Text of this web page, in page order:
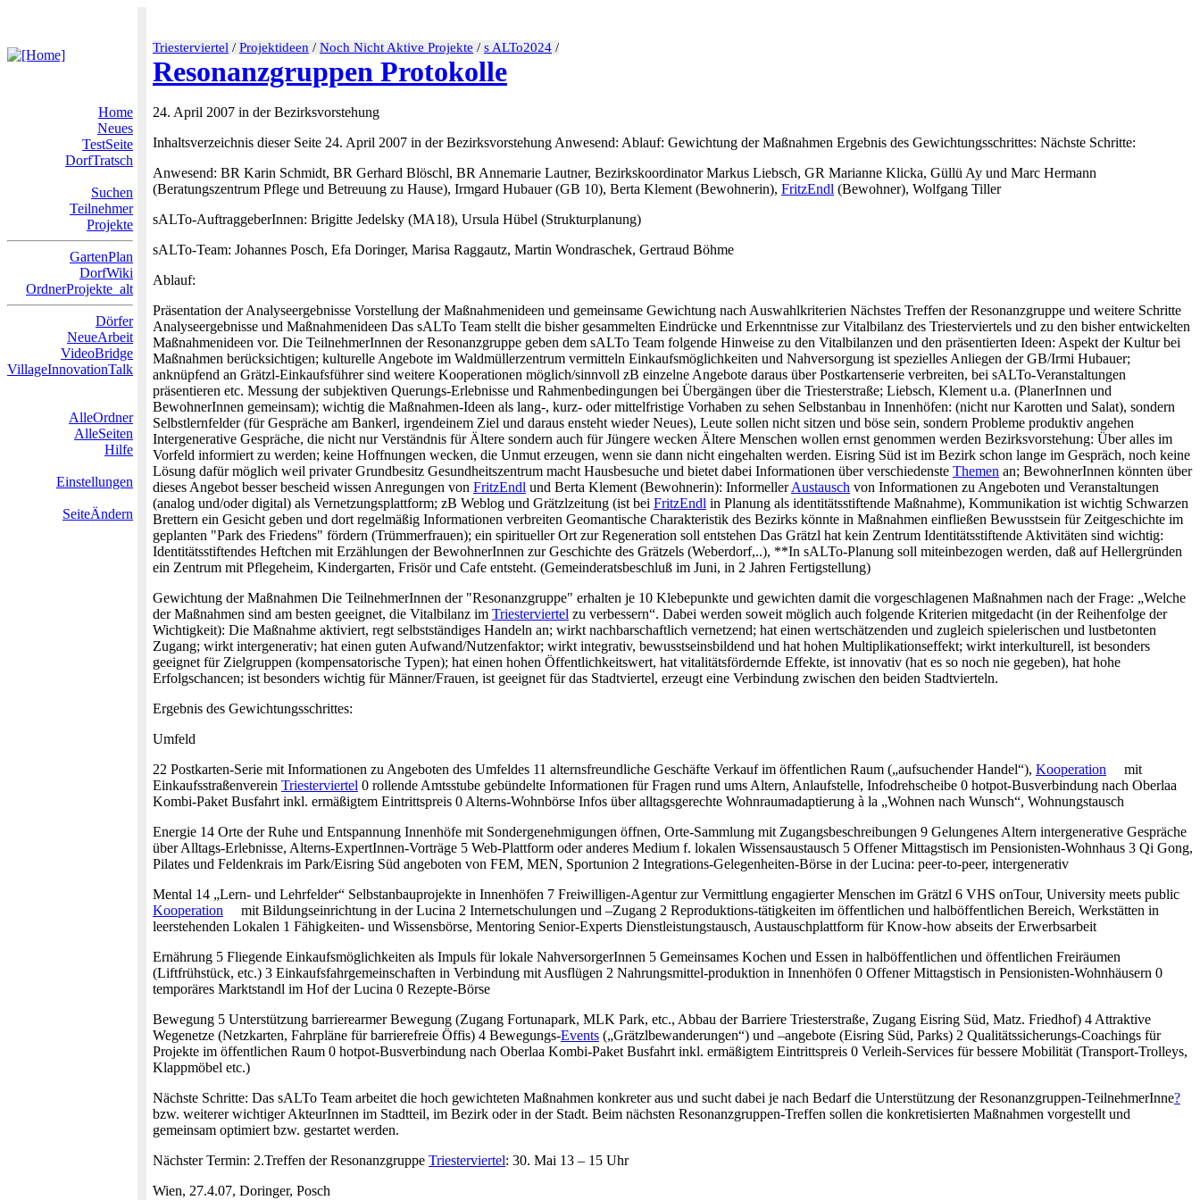
Triesterviertel / Projektideen / Noch Nicht Aktive Projekte / s ALTo2024 /
Resonanzgruppen Protokolle
Home
Neues
TestSeite
DorfTratsch
Suchen
Teilnehmer
Projekte
GartenPlan
DorfWiki
OrdnerProjekte_alt
Dörfer
NeueArbeit
VideoBridge
VillageInnovationTalk
AlleOrdner
AlleSeiten
Hilfe
Einstellungen
SeiteÄndern
24. April 2007 in der Bezirksvorstehung
Inhaltsverzeichnis dieser Seite 24. April 2007 in der Bezirksvorstehung Anwesend: Ablauf: Gewichtung der Maßnahmen Ergebnis des Gewichtungsschrittes: Nächste Schritte:
Anwesend: BR Karin Schmidt, BR Gerhard Blöschl, BR Annemarie Lautner, Bezirkskoordinator Markus Liebsch, GR Marianne Klicka, Güllü Ay und Marc Hermann
(Beratungszentrum Pflege und Betreuung zu Hause), Irmgard Hubauer (GB 10), Berta Klement (Bewohnerin), FritzEndl (Bewohner), Wolfgang Tiller
sALTo-AuftraggeberInnen: Brigitte Jedelsky (MA18), Ursula Hübel (Strukturplanung)
sALTo-Team: Johannes Posch, Efa Doringer, Marisa Raggautz, Martin Wondraschek, Gertraud Böhme
Ablauf:
Präsentation der Analyseergebnisse Vorstellung der Maßnahmenideen und gemeinsame Gewichtung nach Auswahlkriterien Nächstes Treffen der Resonanzgruppe und weitere Schritte
Analyseergebnisse und Maßnahmenideen Das sALTo Team stellt die bisher gesammelten Eindrücke und Erkenntnisse zur Vitalbilanz des Triesterviertels und zu den bisher entwickelten
Maßnahmenideen vor. Die TeilnehmerInnen der Resonanzgruppe geben dem sALTo Team folgende Hinweise zu den Vitalbilanzen und den präsentierten Ideen: Aspekt der Kultur bei
Maßnahmen berücksichtigen; kulturelle Angebote im Waldmüllerzentrum vermitteln Einkaufsmöglichkeiten und Nahversorgung ist spezielles Anliegen der GB/Irmi Hubauer;
anknüpfend an Grätzl-Einkaufsführer sind weitere Kooperationen möglich/sinnvoll zB einzelne Angebote daraus über Postkartenserie verbreiten, bei sALTo-Veranstaltungen
präsentieren etc. Messung der subjektiven Querungs-Erlebnisse und Rahmenbedingungen bei Übergängen über die Triesterstraße; Liebsch, Klement u.a. (PlanerInnen und
BewohnerInnen gemeinsam); wichtig die Maßnahmen-Ideen als lang-, kurz- oder mittelfristige Vorhaben zu sehen Selbstanbau in Innenhöfen: (nicht nur Karotten und Salat), sondern
Selbstlernfelder (für Gespräche am Bankerl, irgendeinem Ziel und daraus ensteht wieder Neues), Leute sollen nicht sitzen und böse sein, sondern Probleme produktiv angehen
Intergenerative Gespräche, die nicht nur Verständnis für Ältere sondern auch für Jüngere wecken Ältere Menschen wollen ernst genommen werden Bezirksvorstehung: Über alles im
Vorfeld informiert zu werden; keine Hoffnungen wecken, die Unmut erzeugen, wenn sie dann nicht eingehalten werden. Eisring Süd ist im Bezirk schon lange im Gespräch, noch keine
Lösung dafür möglich weil privater Grundbesitz Gesundheitszentrum macht Hausbesuche und bietet dabei Informationen über verschiedenste Themen an; BewohnerInnen könnten über
dieses Angebot besser bescheid wissen Anregungen von FritzEndl und Berta Klement (Bewohnerin): InformellerAustausch von Informationen zu Angeboten und Veranstaltungen
(analog und/oder digital) als Vernetzungsplattform; zB Weblog und Grätzlzeitung (ist bei FritzEndl in Planung als identitätsstiftende Maßnahme), Kommunikation ist wichtig Schwarzen
Brettern ein Gesicht geben und dort regelmäßig Informationen verbreiten Geomantische Charakteristik des Bezirks könnte in Maßnahmen einfließen Bewusstsein für Zeitgeschichte im
geplanten "Park des Friedens" fördern (Trümmerfrauen); ein spiritueller Ort zur Regeneration soll entstehen Das Grätzl hat kein Zentrum Identitätsstiftende Aktivitäten sind wichtig:
Identitätsstiftendes Heftchen mit Erzählungen der BewohnerInnen zur Geschichte des Grätzels (Weberdorf,..), **In sALTo-Planung soll miteinbezogen werden, daß auf Hellergründen
ein Zentrum mit Pflegeheim, Kindergarten, Frisör und Cafe entsteht. (Gemeinderatsbeschluß im Juni, in 2 Jahren Fertigstellung)
Gewichtung der Maßnahmen Die TeilnehmerInnen der "Resonanzgruppe" erhalten je 10 Klebepunkte und gewichten damit die vorgeschlagenen Maßnahmen nach der Frage: „Welche
der Maßnahmen sind am besten geeignet, die Vitalbilanz im Triesterviertel zu verbessern“. Dabei werden soweit möglich auch folgende Kriterien mitgedacht (in der Reihenfolge der
Wichtigkeit): Die Maßnahme aktiviert, regt selbstständiges Handeln an; wirkt nachbarschaftlich vernetzend; hat einen wertschätzenden und zugleich spielerischen und lustbetonten
Zugang; wirkt intergenerativ; hat einen guten Aufwand/Nutzenfaktor; wirkt integrativ, bewusstseinsbildend und hat hohen Multiplikationseffekt; wirkt interkulturell, ist besonders
geeignet für Zielgruppen (kompensatorische Typen); hat einen hohen Öffentlichkeitswert, hat vitalitätsfördernde Effekte, ist innovativ (hat es so noch nie gegeben), hat hohe
Erfolgschancen; ist besonders wichtig für Männer/Frauen, ist geeignet für das Stadtviertel, erzeugt eine Verbindung zwischen den beiden Stadtvierteln.
Ergebnis des Gewichtungsschrittes:
Umfeld
22 Postkarten-Serie mit Informationen zu Angeboten des Umfeldes 11 alternsfreundliche Geschäfte Verkauf im öffentlichen Raum („aufsuchender Handel“), Kooperation
mit
Einkaufsstraßenverein Triesterviertel 0 rollende Amtsstube gebündelte Informationen für Fragen rund ums Altern, Anlaufstelle, Infodrehscheibe 0 hotpot-Busverbindung nach Oberlaa
Kombi-Paket Busfahrt inkl. ermäßigtem Eintrittspreis 0 Alterns-Wohnbörse Infos über alltagsgerechte Wohnraumadaptierung à la „Wohnen nach Wunsch“, Wohnungstausch
Energie 14 Orte der Ruhe und Entspannung Innenhöfe mit Sondergenehmigungen öffnen, Orte-Sammlung mit Zugangsbeschreibungen 9 Gelungenes Altern intergenerative Gespräche
über Alltags-Erlebnisse, Alterns-ExpertInnen-Vorträge 5 Web-Plattform oder anderes Medium f. lokalen Wissensaustausch 5 Offener Mittagstisch im Pensionisten-Wohnhaus 3 Qi Gong,
Pilates und Feldenkrais im Park/Eisring Süd angeboten von FEM, MEN, Sportunion 2 Integrations-Gelegenheiten-Börse in der Lucina: peer-to-peer, intergenerativ
Mental 14 „Lern- und Lehrfelder“ Selbstanbauprojekte in Innenhöfen 7 Freiwilligen-Agentur zur Vermittlung engagierter Menschen im Grätzl 6 VHS onTour, University meets public
Kooperation
mit Bildungseinrichtung in der Lucina 2 Internetschulungen und –Zugang 2 Reproduktions-tätigkeiten im öffentlichen und halböffentlichen Bereich, Werkstätten in
leerstehenden Lokalen 1 Fähigkeiten- und Wissensbörse, Mentoring Senior-Experts Dienstleistungstausch, Austauschplattform für Know-how abseits der Erwerbsarbeit
Ernährung 5 Fliegende Einkaufsmöglichkeiten als Impuls für lokale NahversorgerInnen 5 Gemeinsames Kochen und Essen in halböffentlichen und öffentlichen Freiräumen
(Liftfrühstück, etc.) 3 Einkaufsfahrgemeinschaften in Verbindung mit Ausflügen 2 Nahrungsmittel-produktion in Innenhöfen 0 Offener Mittagstisch in Pensionisten-Wohnhäusern 0
temporäres Marktstandl im Hof der Lucina 0 Rezepte-Börse
Bewegung 5 Unterstützung barrierearmer Bewegung (Zugang Fortunapark, MLK Park, etc., Abbau der Barriere Triesterstraße, Zugang Eisring Süd, Matz. Friedhof) 4 Attraktive
Wegenetze (Netzkarten, Fahrpläne für barrierefreie Öffis) 4 Bewegungs-Events („Grätzlbewanderungen“) und –angebote (Eisring Süd, Parks) 2 Qualitätssicherungs-Coachings für
Projekte im öffentlichen Raum 0 hotpot-Busverbindung nach Oberlaa Kombi-Paket Busfahrt inkl. ermäßigtem Eintrittspreis 0 Verleih-Services für bessere Mobilität (Transport-Trolleys,
Klappmöbel etc.)
Nächste Schritte: Das sALTo Team arbeitet die hoch gewichteten Maßnahmen konkreter aus und sucht dabei je nach Bedarf die Unterstützung der Resonanzgruppen-TeilnehmerInne?
bzw. weiterer wichtiger AkteurInnen im Stadtteil, im Bezirk oder in der Stadt. Beim nächsten Resonanzgruppen-Treffen sollen die konkretisierten Maßnahmen vorgestellt und
gemeinsam optimiert bzw. gestartet werden.
Nächster Termin: 2.Treffen der Resonanzgruppe Triesterviertel: 30. Mai 13 – 15 Uhr
Wien, 27.4.07, Doringer, Posch